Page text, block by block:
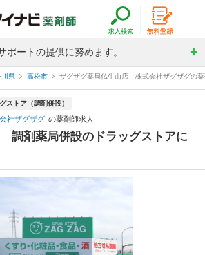
ポートの提供に努めます。
川県 高松市 ザグザグ薬局仏生山店 株式会社ザグザグの
ストア（調剤併設）
社ザグザグ の薬剤師求人
調剤薬局併設のドラッグストアに